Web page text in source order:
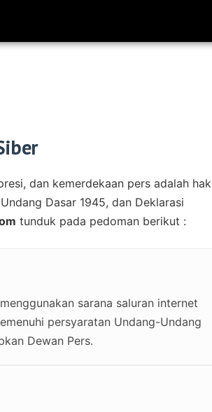
dan kemerdekaan pers adalah hak
Dasar 1945, dan Deklarasi
tunduk pada pedoman berikut :
sarana saluran internet
persyaratan Undang-Undang
Dewan Pers.